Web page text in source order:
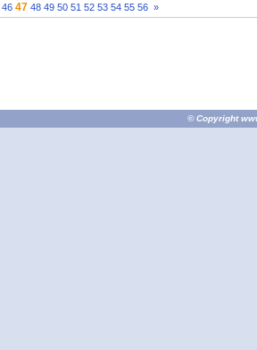
46 47 48 49 50 51 52 53 54 55 56 »
© Copyright